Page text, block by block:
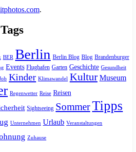
.
BER Berlin Berlin Blog Blog Brandenburger
Events Flughafen Garten Geschichte Gesundheit
Kinder Klimawandel Kultur Museum
Regenwetter Reise Reisen
Sightseeing SommerTipps
Unternehmen Urlaub Veranstaltungen
Zuhause